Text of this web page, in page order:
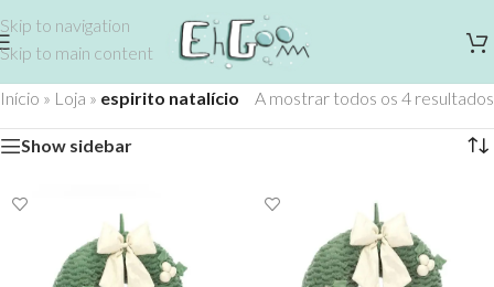
Skip to navigation
Skip to main content
Início » Loja » espirito natalício A mostrar todos os 4 resultados
Show sidebar